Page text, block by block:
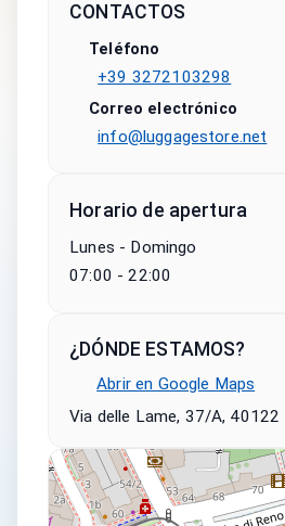
CONTACTOS
Teléfono
+39 3272103298
Correo electrónico
info@luggagestore.net
Horario de apertura
Lunes - Domingo
07:00 - 22:00
¿DÓNDE ESTAMOS?
Abrir en Google Maps
Via delle Lame, 37/A, 40122